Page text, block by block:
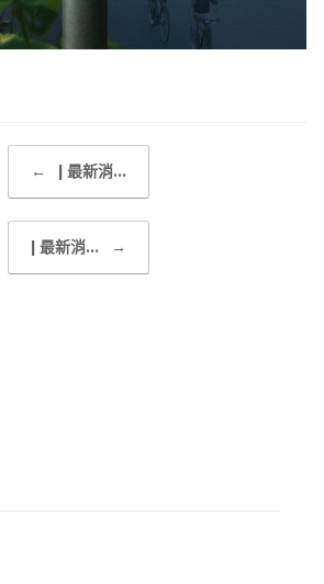
← | 最新消...
| 最新消... →